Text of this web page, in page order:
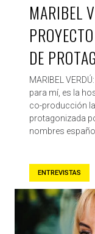
MARIBEL
DE
MARIBEL
para mí, es la
co-producción
protagonizada
nombres
ENTREVISTAS